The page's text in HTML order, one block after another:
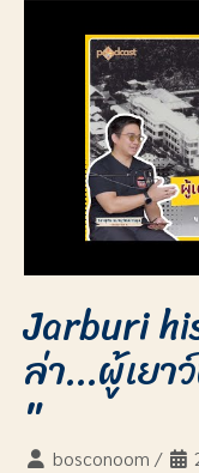
Jarburi
ล่า...ผู้เย
"
bosconoom /